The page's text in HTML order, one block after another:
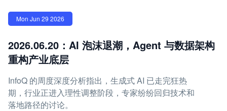
Mon Jun 29 2026
2026.06.20：AI 泡沫退潮，Agent 与数据架构
重构产业底层
InfoQ 的周度深度分析指出，生成式 AI 已走完狂热
期，行业正进入理性调整阶段，专家纷纷回归技术和
落地路径的讨论。